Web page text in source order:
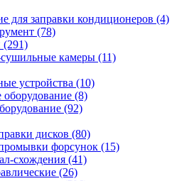
для заправки кондиционеров (4)
(78)
(291)
камеры (11)
устройства (10)
оборудование (8)
(92)
дисков (80)
форсунок (15)
схождения (41)
(26)